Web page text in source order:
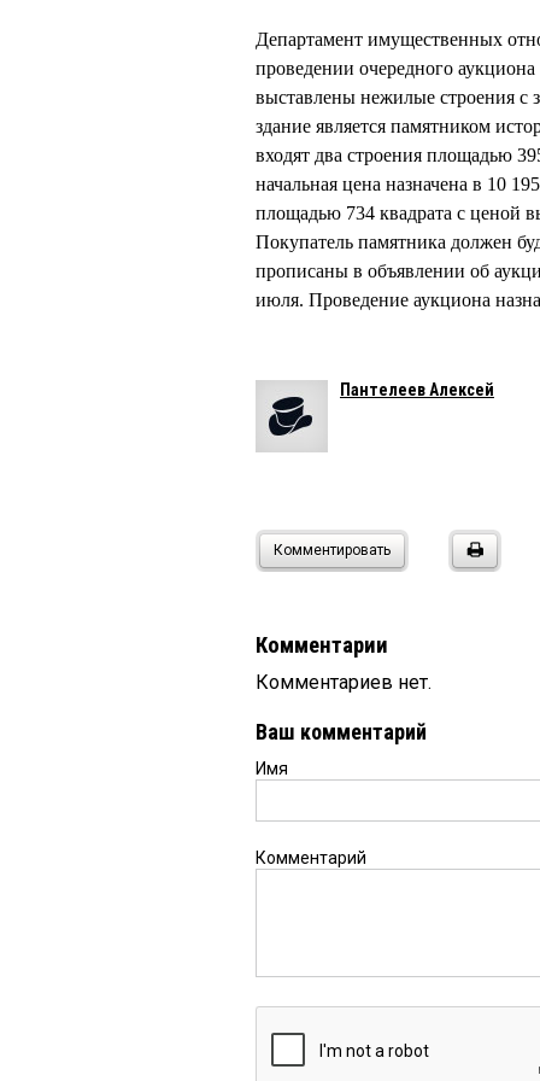
Департамент имущественных
проведении очередного
выставлены нежилые строения с
здание является памятником
входят два строения площадью
начальная цена назначена в 10
площадью 734 квадрата с ценой
Покупатель памятника должен
прописаны в объявлении об
июля. Проведение аукциона
Пантелеев Алексей
Комментировать
Комментарии
Комментариев нет.
Ваш комментарий
Имя
Комментарий